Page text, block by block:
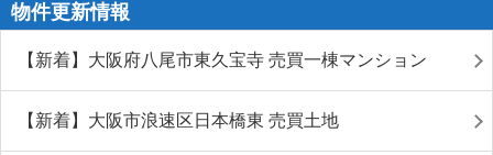
物件更新情報
【新着】大阪府八尾市東久宝寺 売買一棟マンション
【新着】大阪市浪速区日本橋東 売買土地